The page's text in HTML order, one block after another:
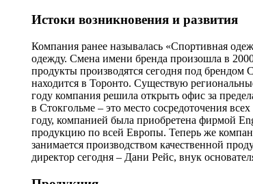
Истоки возникновения и развития
Компания ранее называлась «Спортивная
одежду. Смена имени бренда произошла в
продукты производятся сегодня под
находится в Торонто. Существую
году компания решила открыть офис за
в Стокгольме – это место сосредоточения
году, компанией была приобретена фирмой
продукцию по всей Европы. Теперь же
занимается производством качественной
директор сегодня – Дани Рейс, внук